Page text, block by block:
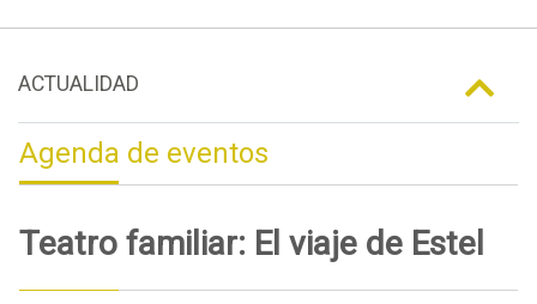
ACTUALIDAD
Agenda de eventos
Teatro familiar: El viaje de Estel